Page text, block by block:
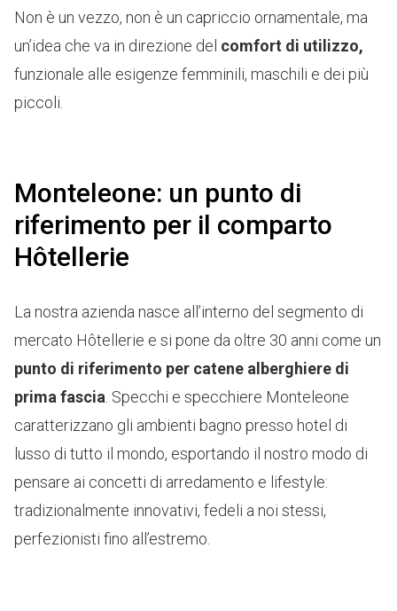
Non è un vezzo, non è un capriccio ornamentale, ma
un’idea che va in direzione del comfort di utilizzo,
funzionale alle esigenze femminili, maschili e dei più
piccoli.
Monteleone: un punto di
riferimento per il comparto
Hôtellerie
La nostra azienda nasce all’interno del segmento di
mercato Hôtellerie e si pone da oltre 30 anni come un
punto di riferimento per catene alberghiere di
prima fascia . Specchi e specchiere Monteleone
caratterizzano gli ambienti bagno presso hotel di
lusso di tutto il mondo, esportando il nostro modo di
pensare ai concetti di arredamento e lifestyle:
tradizionalmente innovativi, fedeli a noi stessi,
perfezionisti fino all’estremo.